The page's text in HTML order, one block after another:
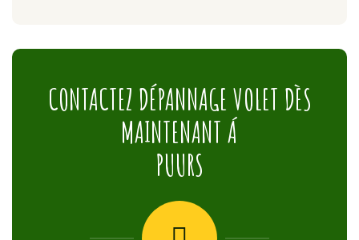
CONTACTEZ DÉPANNAGE VOLET DÈS
MAINTENANT Á
PUURS